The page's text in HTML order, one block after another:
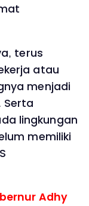
terus
atau
menjadi
Serta
lingkungan
memiliki
Adhy